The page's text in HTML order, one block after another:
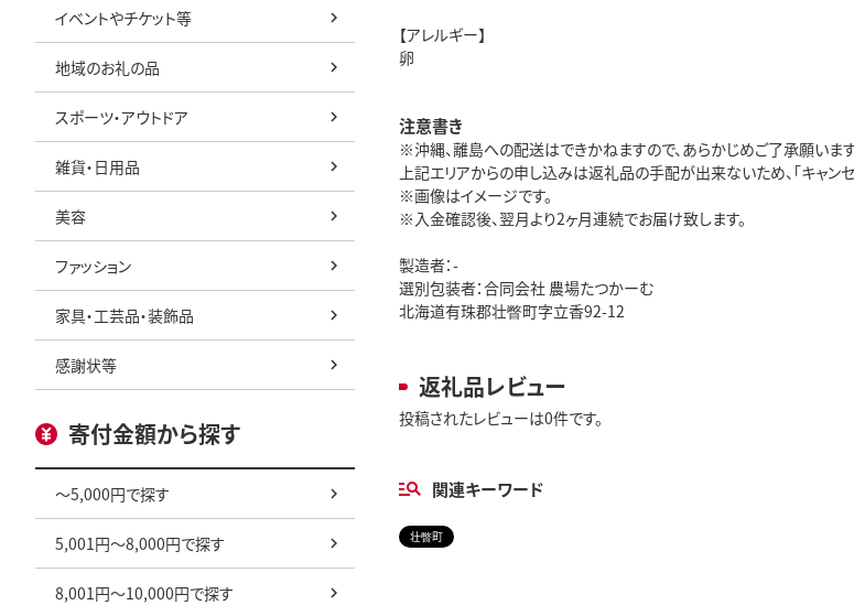
イベントやチケット等
地域のお礼の品
スポーツ・アウトドア
雑貨・日用品
美容
ファッション
家具・工芸品・装飾品
感謝状等
寄付金額から探す
～5,000円で探す
5,001円～8,000円で探す
8,001円～10,000円で探す
【アレルギー】
卵
注意書き
※沖縄、離島への配送はできかねますので、あらかじめご了承願います
上記エリアからの申し込みは返礼品の手配が出来ないため、「キャン
※画像はイメージです。
※入金確認後、翌月より2ヶ月連続でお届け致します。
製造者：-
選別包装者：合同会社 農場たつかーむ
北海道有珠郡壮瞥町字立香92-12
返礼品レビュー
投稿されたレビューは0件です。
関連キーワード
壮瞥町